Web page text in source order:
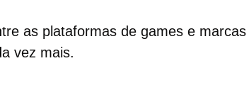
as plataformas de games e
vez mais.